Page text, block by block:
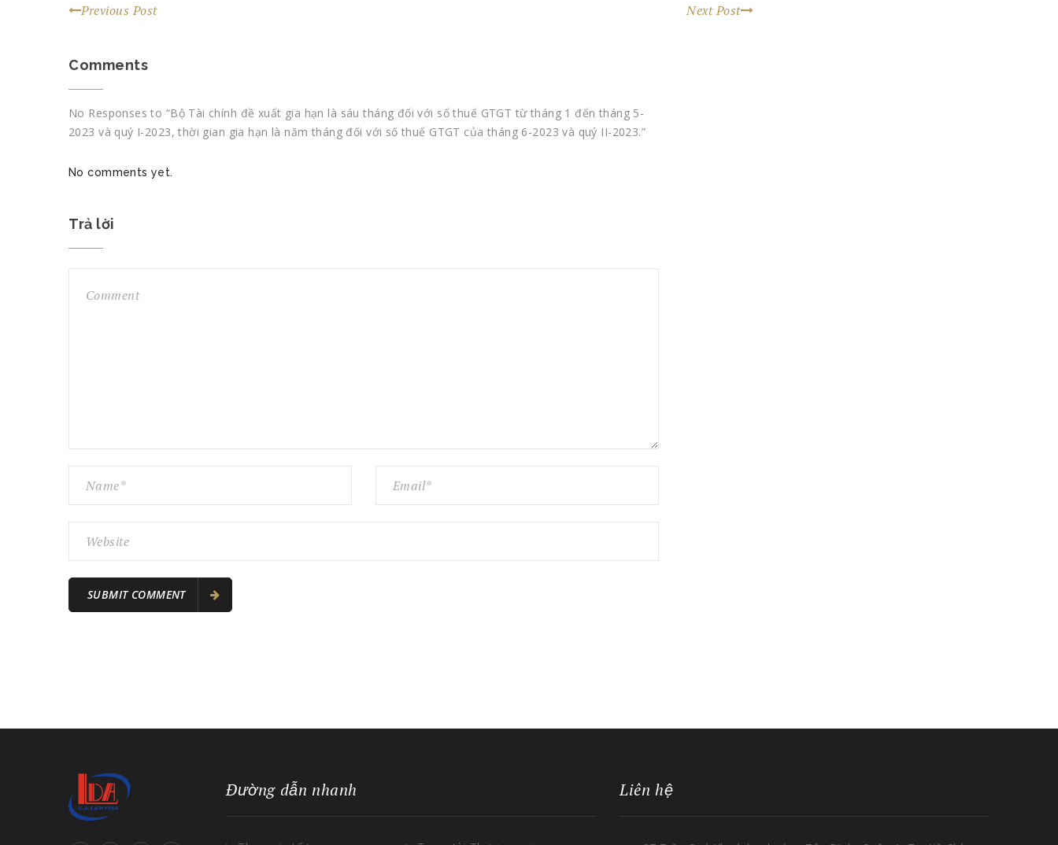
Previous Post Next Post
Comments
No Responses to “Bộ Tài chính đề xuất gia hạn là sáu tháng đối với số thuế GTGT từ tháng 1 đến tháng 5-
2023 và quý I-2023, thời gian gia hạn là năm tháng đối với số thuế GTGT của tháng 6-2023 và quý II-2023.”
No comments yet.
Trả lời
Đường dẫn nhanh Liên hệ